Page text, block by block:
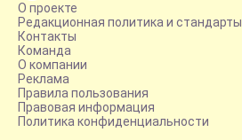
О проекте
Редакционная политика и стандарты
Контакты
Команда
О компании
Реклама
Правила пользования
Правовая информация
Политика конфиденциальности